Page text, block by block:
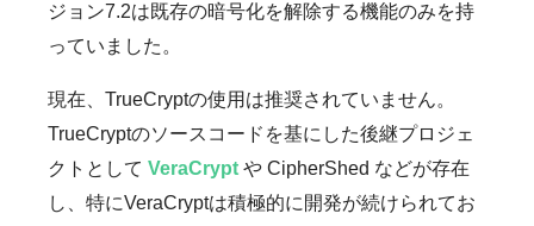
ジョン7.2は既存の暗号化を解除する機能のみを持
っていました。
現在、TrueCryptの使用は推奨されていません。
TrueCryptのソースコードを基にした後継プロジェ
クトとして VeraCrypt や CipherShed などが存在
し、特にVeraCryptは積極的に開発が続けられてお